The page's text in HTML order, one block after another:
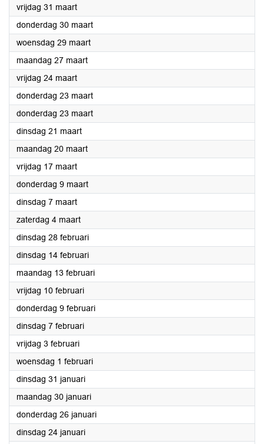
vrijdag 31 maart2023
donderdag 30 maart2023
woensdag 29 maart2023
maandag 27 maart2023
vrijdag 24 maart2023
donderdag 23 maart2023
donderdag 23 maart2023
dinsdag 21 maart2023
maandag 20 maart2023
vrijdag 17 maart2023
donderdag 9 maart2023
dinsdag 7 maart2023
zaterdag 4 maart2023
dinsdag 28 februari2023
dinsdag 14 februari2023
maandag 13 februari2023
vrijdag 10 februari2023
donderdag 9 februari2023
dinsdag 7 februari2023
vrijdag 3 februari2023
woensdag 1 februari2023
dinsdag 31 januari2023
maandag 30 januari2023
donderdag 26 januari2023
dinsdag 24 januari2023